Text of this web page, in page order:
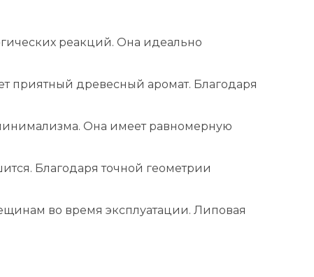
реакций. Она идеально
приятный древесный аромат. Благодаря
Она имеет равномерную
Благодаря точной геометрии
во время эксплуатации. Липовая